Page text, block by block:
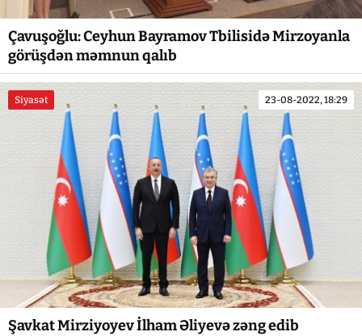
Çavuşoğlu: Ceyhun Bayramov Tbilisidə Mirzoyanla
görüşdən məmnun qalıb
Siyasət 23-08-2022, 18:29
Şavkat Mirziyoyev İlham Əliyevə zəng edib